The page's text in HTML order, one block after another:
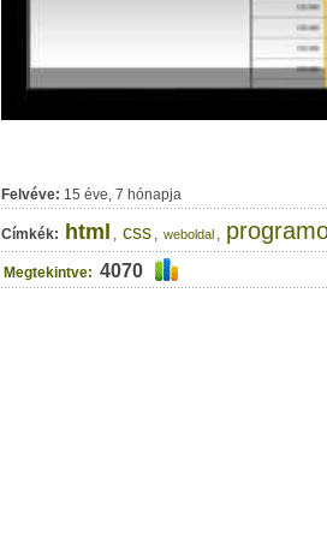
Felvéve: 15 éve, 7 hónapja
Címkék: html , css , weboldal ,
Megtekintve: 4070